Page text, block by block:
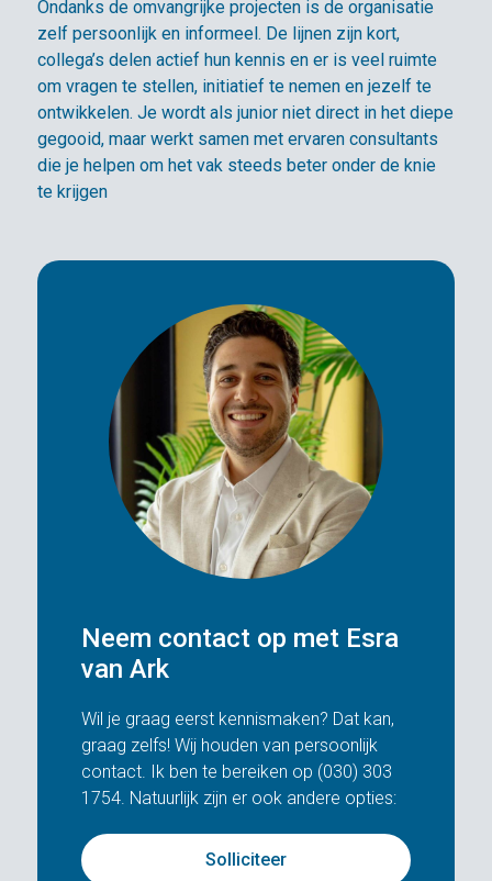
Ondanks de omvangrijke projecten is de organisatie
zelf persoonlijk en informeel. De lijnen zijn kort,
collega’s delen actief hun kennis en er is veel ruimte
om vragen te stellen, initiatief te nemen en jezelf te
ontwikkelen. Je wordt als junior niet direct in het diepe
gegooid, maar werkt samen met ervaren consultants
die je helpen om het vak steeds beter onder de knie
te krijgen
Neem contact op met Esra
van Ark
Wil je graag eerst kennismaken? Dat kan,
graag zelfs! Wij houden van persoonlijk
contact. Ik ben te bereiken op (030) 303
1754. Natuurlijk zijn er ook andere opties:
Solliciteer